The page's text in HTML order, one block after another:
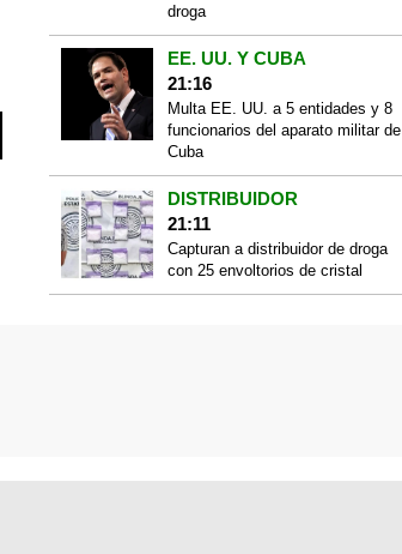
droga
EE. UU. Y CUBA
21:16
Multa EE. UU. a 5 entidades y 8
funcionarios del aparato militar de
Cuba
DISTRIBUIDOR
21:11
Capturan a distribuidor de droga
con 25 envoltorios de cristal